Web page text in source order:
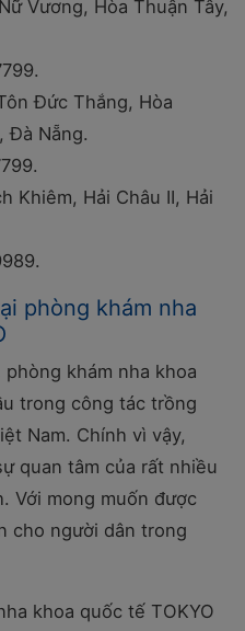
Vương, Hòa Thuận Tây,
Đức Thắng, Hòa
Đà Nẵng.
Khiêm, Hải Châu II, Hải
phòng khám nha
khám nha khoa
trong công tác trồng
Nam. Chính vì vậy,
quan tâm của rất nhiều
Với mong muốn được
cho người dân trong
khoa quốc tế TOKYO